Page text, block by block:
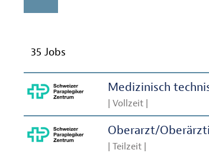
35 Jobs
Medizinisch
| Vollzeit |
Oberarzt/
| Teilzeit |